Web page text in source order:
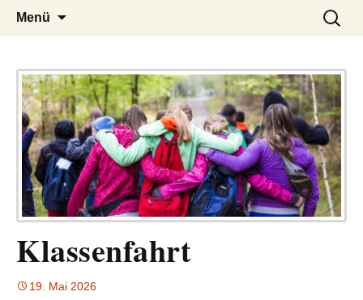
LUCKX
– das Magazin
Menü
Suchen
nach:
Klassenfahrt
19. Mai 2026